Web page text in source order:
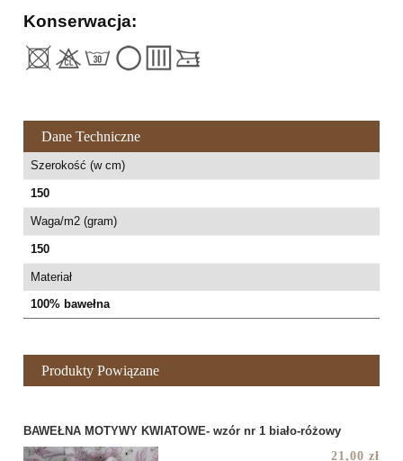
Konserwacja:
Dane Techniczne
Szerokość (w cm)
150
Waga/m2 (gram)
150
Materiał
100% bawełna
Produkty Powiązane
BAWEŁNA MOTYWY KWIATOWE- wzór nr 1 biało-różowy
21,00 zł